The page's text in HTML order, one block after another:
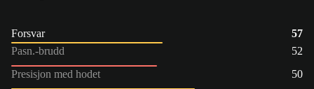
Forsvar
57
Pasn.-brudd
52
Presisjon med hodet
50